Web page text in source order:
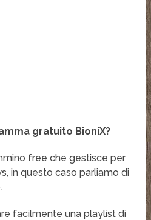
gratuito BioniX?
free che gestisce per
in questo caso parliamo di
facilmente una playlist di